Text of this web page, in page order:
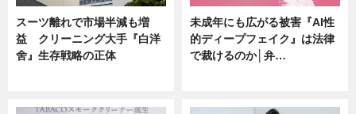
スーツ離れで市場半減も増
益 クリーニング大手『白洋
舍』生存戦略の正体
未成年にも広がる被害『AI性
的ディープフェイク』は法律
で裁けるのか│弁…